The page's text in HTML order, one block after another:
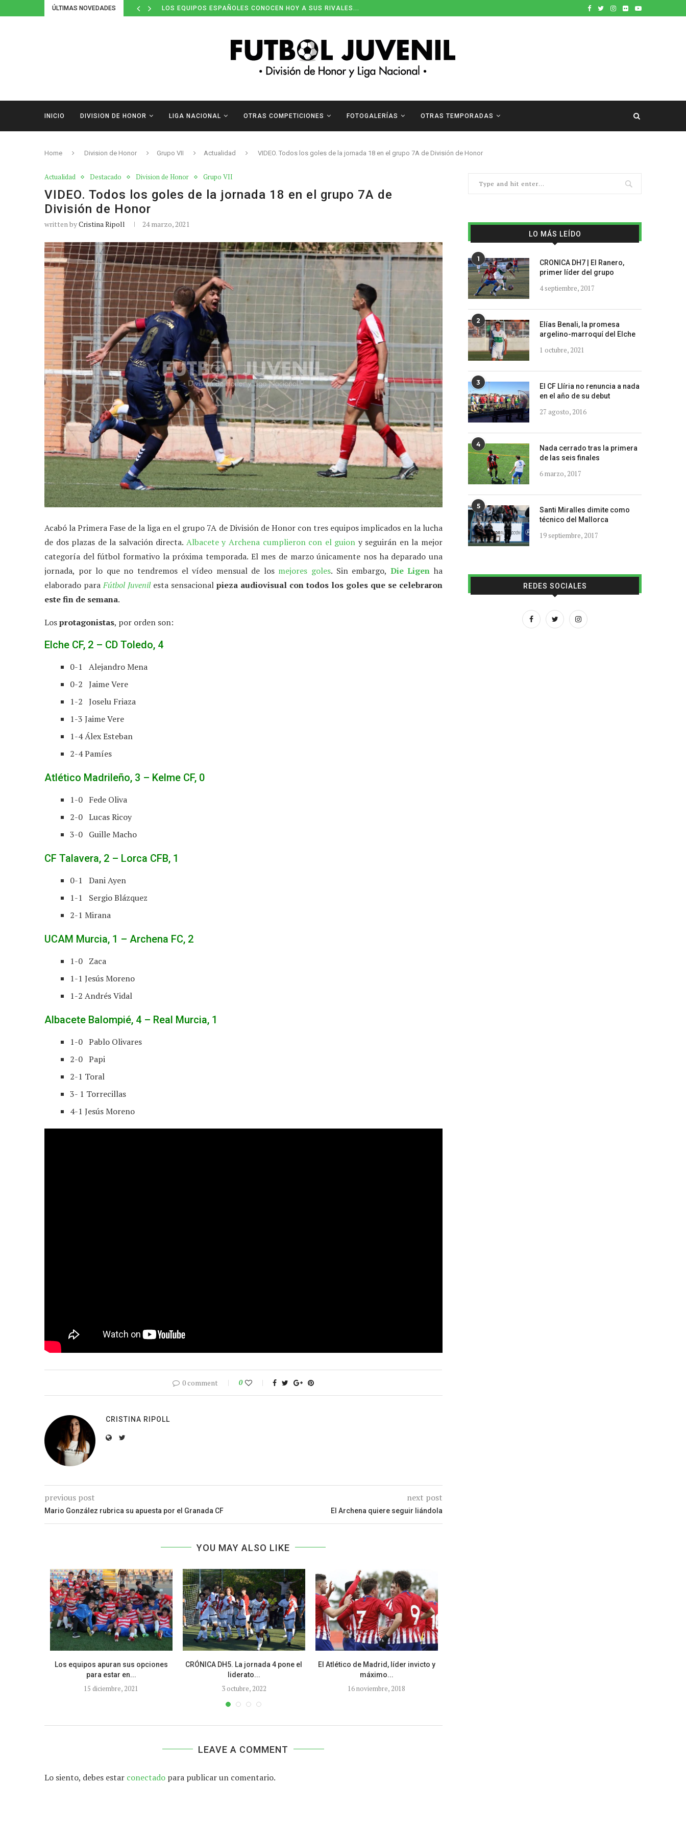
ÚLTIMAS NOVEDADES DEFINIDOS LOS CALENDARIOS DE DIVISIÓN DE HONOR
INICIO DIVISION DE HONOR LIGA NACIONAL OTRAS COMPETICIONES FOTOGALERÍAS OTRAS TEMPORADAS
Home Division de Honor Grupo VII Actualidad VIDEO. Todos los goles de la jornada 18 en el grupo 7A de División de Honor
Actualidad Destacado Division de Honor Grupo VII
VIDEO. Todos los goles de la jornada 18 en el grupo 7A de
División de Honor
written byCristina Ripoll 24 marzo, 2021
Acabó la Primera Fase de la liga en el grupo 7A de División de Honor con tres equipos implicados en la lucha
de dos plazas de la salvación directa. Albacete y Archena cumplieron con el guion y seguirán en la mejor
categoría del fútbol formativo la próxima temporada. El mes de marzo únicamente nos ha deparado una
jornada, por lo que no tendremos el vídeo mensual de los mejores goles. Sin embargo, Die Ligen ha
elaborado paraFútbol Juvenil esta sensacional pieza audiovisual con todos los goles que se celebraron
este fin de semana.
Losprotagonistas, por orden son:
Elche CF, 2 – CD Toledo, 4
0-1 Alejandro Mena
0-2 Jaime Vere
1-2 Joselu Friaza
1-3 Jaime Vere
1-4 Álex Esteban
2-4 Pamíes
Atlético Madrileño, 3 – Kelme CF, 0
1-0 Fede Oliva
2-0 Lucas Ricoy
3-0 Guille Macho
CF Talavera, 2 – Lorca CFB, 1
0-1 Dani Ayen
1-1 Sergio Blázquez
2-1 Mirana
UCAM Murcia, 1 – Archena FC, 2
1-0 Zaca
1-1 Jesús Moreno
1-2 Andrés Vidal
Albacete Balompié, 4 – Real Murcia, 1
1-0 Pablo Olivares
2-0 Papi
2-1 Toral
3- 1 Torrecillas
4-1 Jesús Moreno
0 comment 0
CRISTINA RIPOLL
previous post
Mario González rubrica su apuesta por el Granada CF
next post
El Archena quiere seguir liándola
YOU MAY ALSO LIKE
Los equipos apuran sus opciones
para estar en...
15 diciembre, 2021
CRÓNICA DH5. La jornada 4 pone el
liderato...
3 octubre, 2022
El Atlético de Madrid, líder invicto y
máximo...
16 noviembre, 2018
LEAVE A COMMENT
Lo siento, debes estar conectado para publicar un comentario.
LO MÁS LEÍDO
1
CRONICA DH7 | El Ranero,
primer líder del grupo
4 septiembre, 2017
2
Elías Benali, la promesa
argelino-marroquí del Elche
1 octubre, 2021
3
El CF Llíria no renuncia a nada
en el año de su debut
27 agosto, 2016
4
Nada cerrado tras la primera
de las seis finales
6 marzo, 2017
5
Santi Miralles dimite como
técnico del Mallorca
19 septiembre, 2017
REDES SOCIALES